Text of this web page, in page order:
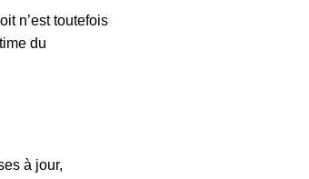
n’est toutefois
du
à jour,